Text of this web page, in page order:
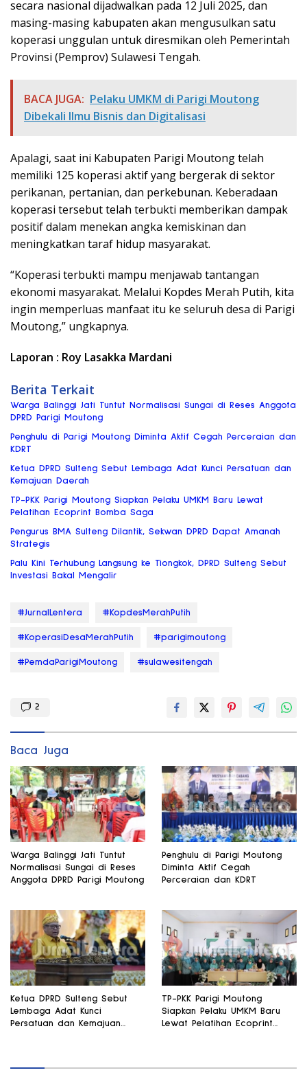
secara nasional dijadwalkan pada 12 Juli 2025, dan
masing-masing kabupaten akan mengusulkan satu
koperasi unggulan untuk diresmikan oleh Pemerintah
Provinsi (Pemprov) Sulawesi Tengah.
BACA JUGA: Pelaku UMKM di Parigi Moutong
Dibekali Ilmu Bisnis dan Digitalisasi
Apalagi, saat ini Kabupaten Parigi Moutong telah
memiliki 125 koperasi aktif yang bergerak di sektor
perikanan, pertanian, dan perkebunan. Keberadaan
koperasi tersebut telah terbukti memberikan dampak
positif dalam menekan angka kemiskinan dan
meningkatkan taraf hidup masyarakat.
“Koperasi terbukti mampu menjawab tantangan
ekonomi masyarakat. Melalui Kopdes Merah Putih, kita
ingin memperluas manfaat itu ke seluruh desa di Parigi
Moutong,” ungkapnya.
Laporan : Roy Lasakka Mardani
Berita Terkait
Warga Balinggi Jati Tuntut Normalisasi Sungai di Reses Anggota
DPRD Parigi Moutong
Penghulu di Parigi Moutong Diminta Aktif Cegah Perceraian dan
KDRT
Ketua DPRD Sulteng Sebut Lembaga Adat Kunci Persatuan dan
Kemajuan Daerah
TP-PKK Parigi Moutong Siapkan Pelaku UMKM Baru Lewat
Pelatihan Ecoprint Bomba Saga
Pengurus BMA Sulteng Dilantik, Sekwan DPRD Dapat Amanah
Strategis
Palu Kini Terhubung Langsung ke Tiongkok, DPRD Sulteng Sebut
Investasi Bakal Mengalir
#JurnalLentera #KopdesMerahPutih
#KoperasiDesaMerahPutih #parigimoutong
#PemdaParigiMoutong #sulawesitengah
2
Baca Juga
Warga Balinggi Jati Tuntut
Normalisasi Sungai di Reses
Anggota DPRD Parigi Moutong
Penghulu di Parigi Moutong
Diminta Aktif Cegah
Perceraian dan KDRT
Ketua DPRD Sulteng Sebut
Lembaga Adat Kunci
Persatuan dan Kemajuan
TP-PKK Parigi Moutong
Siapkan Pelaku UMKM Baru
Lewat Pelatihan Ecoprint